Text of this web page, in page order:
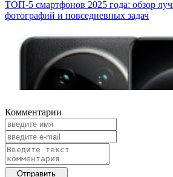
ТОП-5 смартфонов 2025 года: обзор
фотографий и повседневных задач
Комментарии